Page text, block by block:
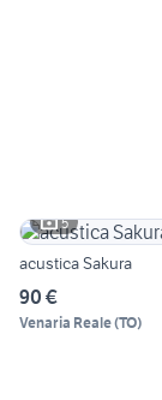
5
acustica Sakura
90 €
Venaria Reale(TO)